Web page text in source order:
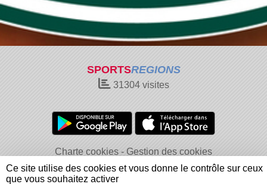
SPORTSREGIONS
31304visites
Charte cookies
Gestion des cookies
Informations légales
Signaler un contenu inapproprié
Ce site utilise des cookies et vous donne le contrôle sur ceux
que vous souhaitez activer